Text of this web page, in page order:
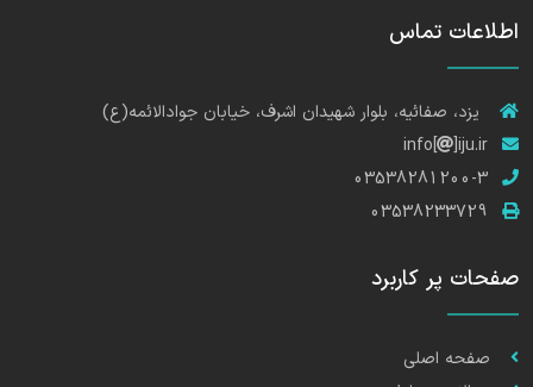
اطلاعات تماس
یزد، صفائیه، بلوار شهیدان اشرف، خیابان جوادالائمه(ع)
info[
]iju.ir
03538281200-3
03538233729
صفحات پر کاربرد
صفحه اصلی